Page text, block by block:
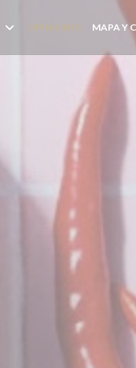
OPINIONES MAPA Y